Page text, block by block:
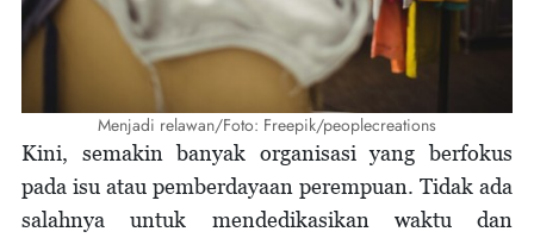
Menjadi relawan/Foto: Freepik/peoplecreations
Kini, semakin banyak organisasi yang berfokus
pada isu atau pemberdayaan perempuan. Tidak ada
salahnya untuk mendedikasikan waktu dan